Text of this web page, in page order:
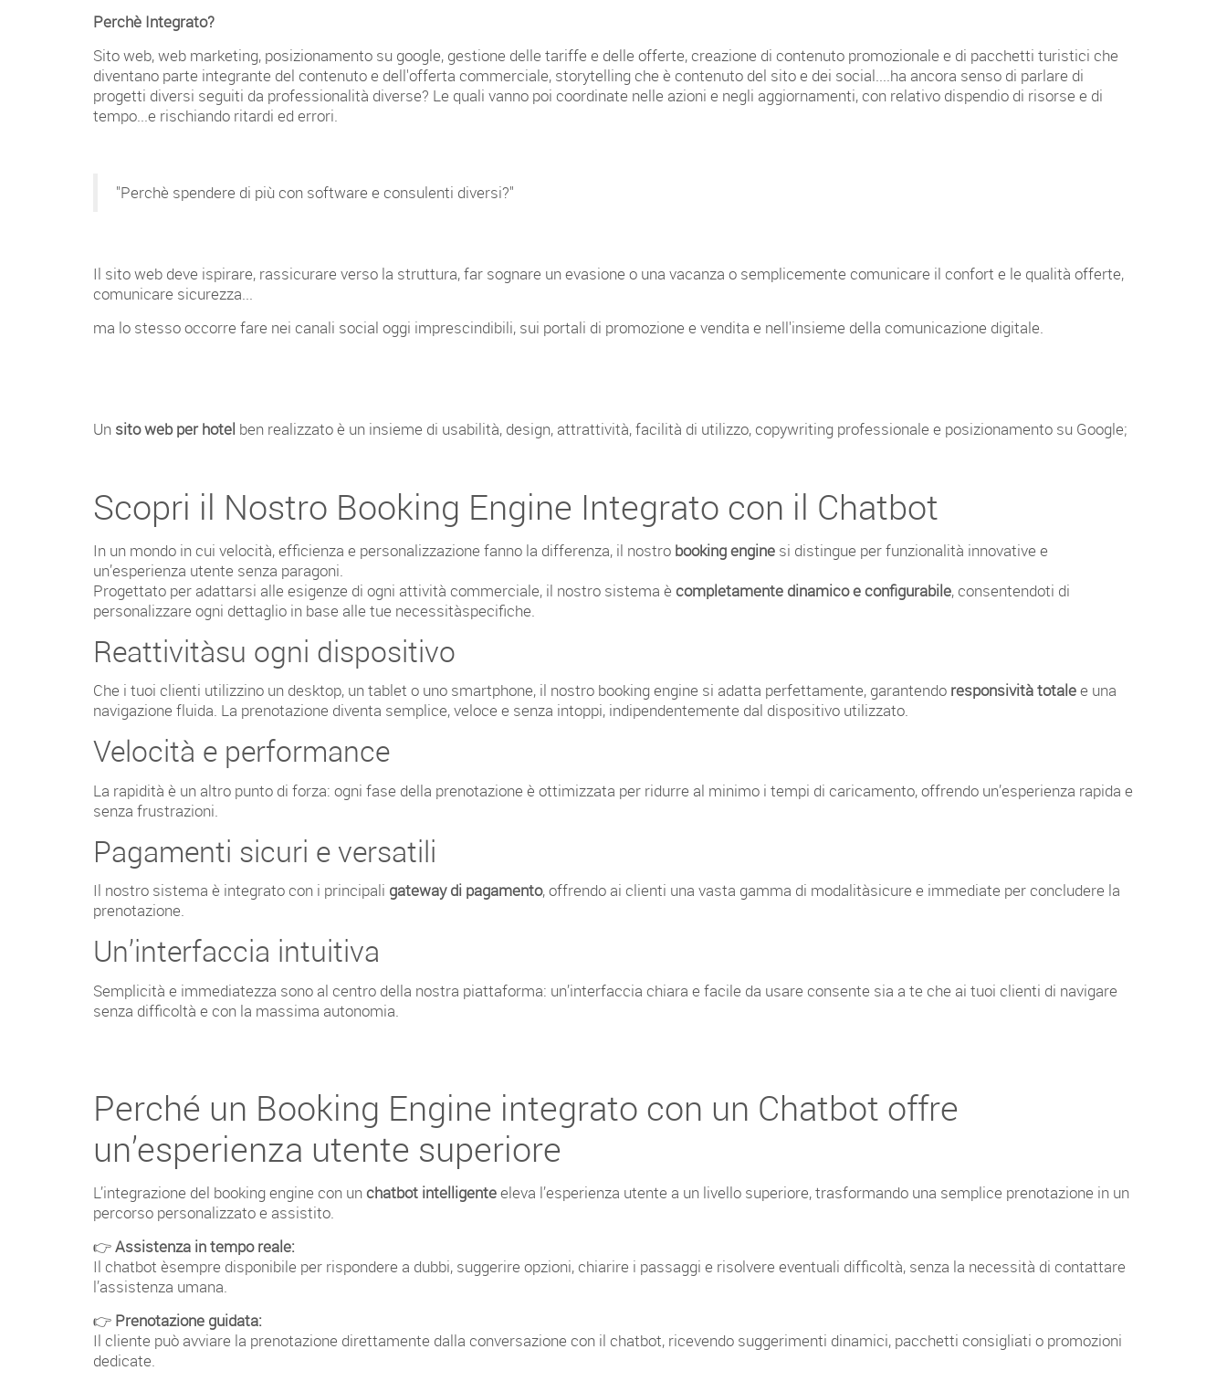
Perchè Integrato?
Sito web, web marketing, posizionamento su google, gestione delle tariffe e delle offerte, creazione di contenuto promozionale e di pacchetti turistici che
diventano parte integrante del contenuto e dell'offerta commerciale, storytelling che è contenuto del sito e dei social....ha ancora senso di parlare di
progetti diversi seguiti da professionalità diverse? Le quali vanno poi coordinate nelle azioni e negli aggiornamenti, con relativo dispendio di risorse e di
tempo...e rischiando ritardi ed errori.
"Perchè spendere di più con software e consulenti diversi?"
Il sito web deve ispirare, rassicurare verso la struttura, far sognare un evasione o una vacanza o semplicemente comunicare il confort e le qualità offerte,
comunicare sicurezza...
ma lo stesso occorre fare nei canali social oggi imprescindibili, sui portali di promozione e vendita e nell'insieme della comunicazione digitale.
Un sito web per hotel ben realizzato è un insieme di usabilità, design, attrattività, facilità di utilizzo, copywriting professionale e posizionamento su Google;
Scopri il Nostro Booking Engine Integrato con il Chatbot
In un mondo in cui velocità, efficienza e personalizzazione fanno la differenza, il nostro booking engine si distingue per funzionalità innovative e
un’esperienza utente senza paragoni.
Progettato per adattarsi alle esigenze di ogni attività commerciale, il nostro sistema è completamente dinamico e configurabile, consentendoti di
personalizzare ogni dettaglio in base alle tue necessitàspecifiche.
Reattivitàsu ogni dispositivo
Che i tuoi clienti utilizzino un desktop, un tablet o uno smartphone, il nostro booking engine si adatta perfettamente, garantendo responsività totalee una
navigazione fluida. La prenotazione diventa semplice, veloce e senza intoppi, indipendentemente dal dispositivo utilizzato.
Velocità e performance
La rapidità è un altro punto di forza: ogni fase della prenotazione è ottimizzata per ridurre al minimo i tempi di caricamento, offrendo un’esperienza rapida e
senza frustrazioni.
Pagamenti sicuri e versatili
Il nostro sistema è integrato con i principali gateway di pagamento, offrendo ai clienti una vasta gamma di modalitàsicure e immediate per concludere la
prenotazione.
Un’interfaccia intuitiva
Semplicità e immediatezza sono al centro della nostra piattaforma: un’interfaccia chiara e facile da usare consente sia a te che ai tuoi clienti di navigare
senza difficoltà e con la massima autonomia.
Perché un Booking Engine integrato con un Chatbot offre
un’esperienza utente superiore
L’integrazione del booking engine con unchatbot intelligenteeleva l’esperienza utente a un livello superiore, trasformando una semplice prenotazione in un
percorso personalizzato e assistito.
👉Assistenza in tempo reale:
Il chatbot èsempre disponibile per rispondere a dubbi, suggerire opzioni, chiarire i passaggi e risolvere eventuali difficoltà, senza la necessità di contattare
l’assistenza umana.
👉 Prenotazione guidata:
Il cliente può avviare la prenotazione direttamente dalla conversazione con il chatbot, ricevendo suggerimenti dinamici, pacchetti consigliati o promozioni
dedicate.